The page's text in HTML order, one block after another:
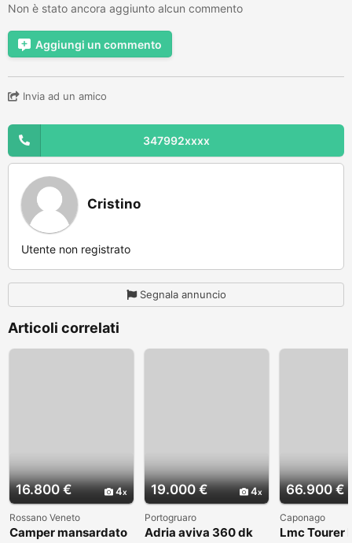
Non è stato ancora aggiunto alcun commento
Aggiungi un commento
Invia ad un amico
347992xxxx
Cristino
Utente non registrato
Segnala annuncio
Articoli correlati
16.800 € 4
Rossano Veneto
Camper mansardato
19.000 € 4
Portogruaro
Adria aviva 360 dk
66.900 €
Caponago
Lmc Tourer